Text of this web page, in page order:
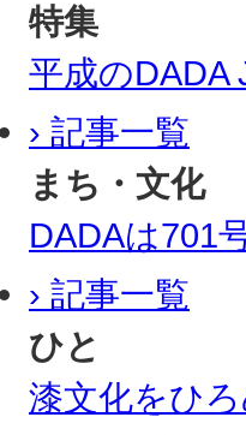
特集
平成のDADA
› 記事一覧
まち・文化
DADAは701
› 記事一覧
ひと
漆文化をひ